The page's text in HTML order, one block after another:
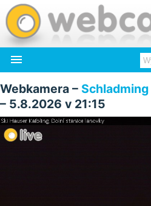

Webkamera – Schladming
– 5.8.2026 v 21:15